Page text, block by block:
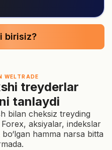
birisiz?
WELTRADE
treyderlar
tanlaydi
bilan cheksiz treyding
aksiyalar, indekslar
hamma narsa bitta